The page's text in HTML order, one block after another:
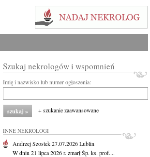
Szukaj nekrologów i wspomnień
Imię i nazwisko lub numer ogłoszenia:
+ szukanie zaawansowane
INNE NEKROLOGI
Andrzej Szostek27.07.2026Lublin
W dniu 21 lipca 2026 r. zmarł Śp. ks. prof....